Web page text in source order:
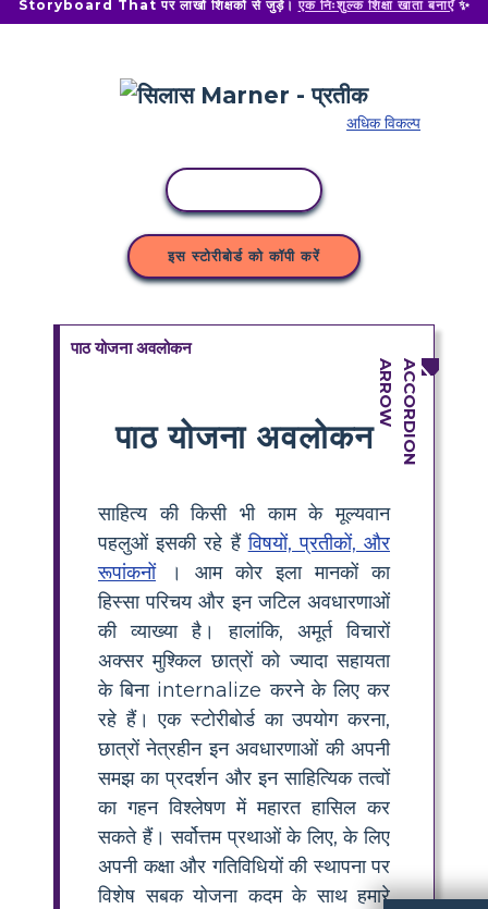
Storyboard That पर लाखों शिक्षकों से जुड़ें। एक निःशुल्क शिक्षा खाता बनाएँ✨
अधिक विकल्प
इस स्टोरीबोर्ड को कॉपी करें
पाठ योजना अवलोकन
पाठ योजना अवलोकन
साहित्य की किसी भी काम के मूल्यवान
पहलुओं इसकी रहे हैंविषयों, प्रतीकों, और
रूपांकनों। आम कोर इला मानकों का
हिस्सा परिचय और इन जटिल अवधारणाओं
की व्याख्या है। हालांकि, अमूर्त विचारों
अक्सर मुश्किल छात्रों को ज्यादा सहायता
के बिना internalize करने के लिए कर
रहे हैं। एक स्टोरीबोर्ड का उपयोग करना,
छात्रों नेत्रहीन इन अवधारणाओं की अपनी
समझ का प्रदर्शन और इन साहित्यिक तत्वों
का गहन विश्लेषण में महारत हासिल कर
सकते हैं। सर्वोत्तम प्रथाओं के लिए, के लिए
अपनी कक्षा और गतिविधियों की स्थापना पर
विशेष सबक योजना कदम के साथ हमारे